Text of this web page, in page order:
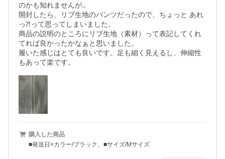
のかも知れませんが‥
開封したら、リブ生地のパンツだったので、ちょっと あれ
っ⁈って思ってしまいました。
商品の説明のところにリブ生地（素材）って表記してくれ
てれば良かったかなぁと思いました。
履いた感じはとても良いです。足も細く見えるし、伸縮性
購入した商品
■発送日×カラー/ブラック、■サイズ/Mサイズ